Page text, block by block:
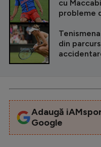
cu
probleme
din
Adaugă
Google